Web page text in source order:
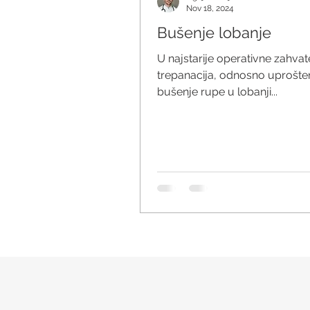
Bušenje lobanje
U najstarije operativne
trepanacija, odnosno
bušenje rupe u lobanji...
Nov 18, 2024